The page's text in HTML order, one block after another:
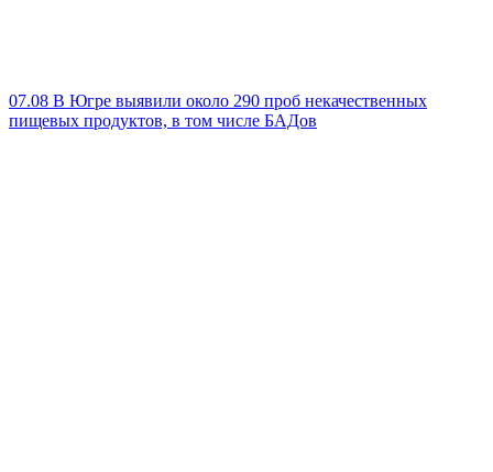
07.08 В Югре выявили около 290 проб некачественных
пищевых продуктов, в том числе БАДов